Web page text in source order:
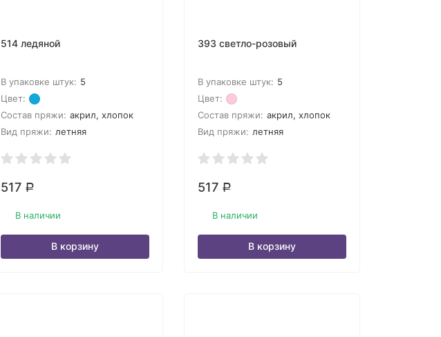
514 ледяной
В упаковке штук: 5
Цвет:
Состав пряжи: акрил, хлопок
Вид пряжи: летняя
517 Р
В наличии
В корзину
393 светло-розовый
В упаковке штук: 5
Цвет:
Состав пряжи: акрил, хлопок
Вид пряжи: летняя
517 Р
В наличии
В корзину